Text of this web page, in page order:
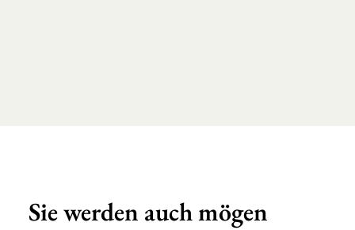
Sie werden auch mögen